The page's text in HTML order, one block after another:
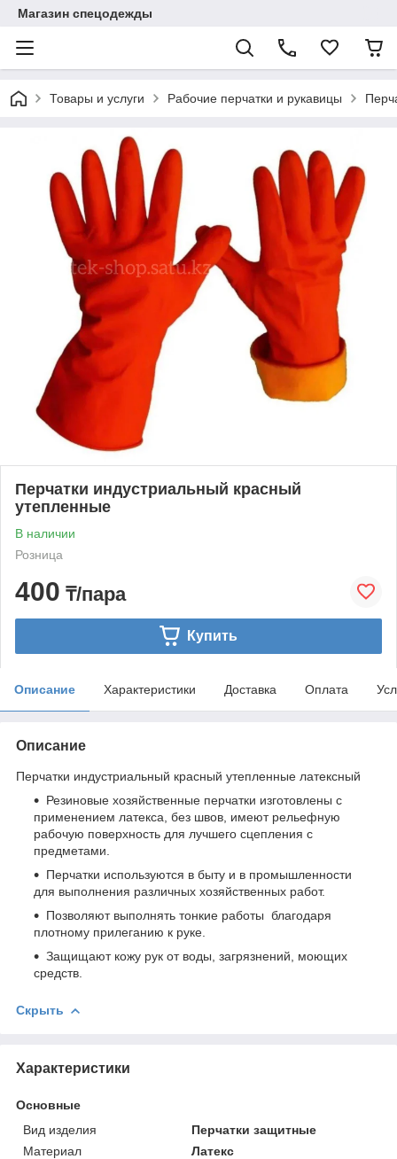
Магазин спецодежды
Товары и услуги Рабочие перчатки и рукавицы
Перчатки индустриальный красный
утепленные
В наличии
Розница
400 ₸/пара
Купить
Описание Характеристики Доставка Оплата
Описание
Перчатки индустриальный красный утепленные латексный
Резиновые хозяйственные перчатки изготовлены с
применением латекса, без швов, имеют рельефную
рабочую поверхность для лучшего сцепления с
предметами.
Перчатки используются в быту и в промышленности
для выполнения различных хозяйственных работ.
Позволяют выполнять тонкие работы благодаря
плотному прилеганию к руке.
Защищают кожу рук от воды, загрязнений, моющих
средств.
Скрыть
Характеристики
Основные
Вид изделия
Перчатки защитные
Материал
Латекс